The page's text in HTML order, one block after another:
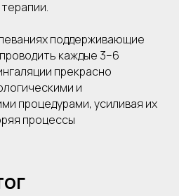
поддерживающие
каждые 3–6
прекрасно
и
процедурами, усиливая их
процессы